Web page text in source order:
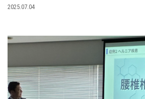
2025.07.04